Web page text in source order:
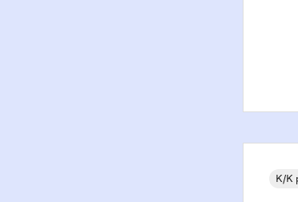
K/K